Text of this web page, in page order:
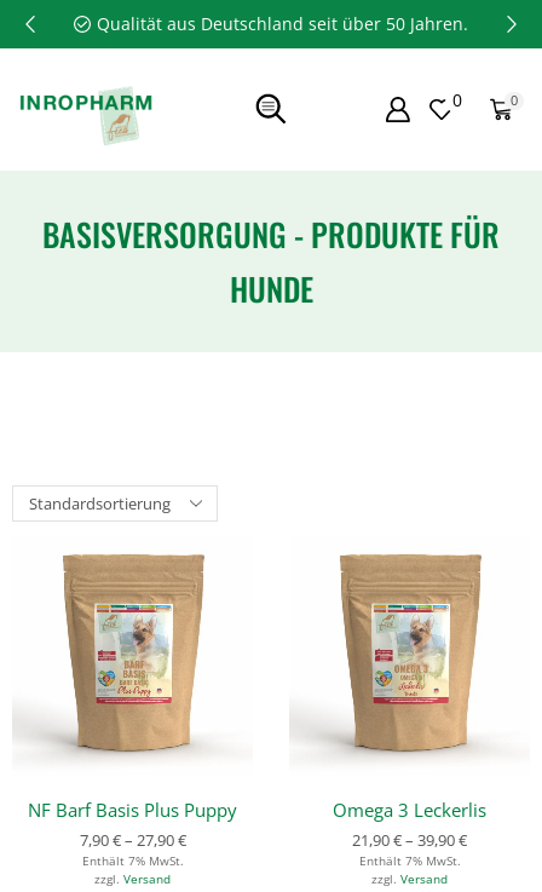
Qualität aus Deutschland seit über 50 Jahren.
0 0
BASISVERSORGUNG - PRODUKTE FÜR
HUNDE
NF Barf Basis Plus Puppy
7,90€– 27,90€
Enthält 7% MwSt.
zzgl. Versand
Omega 3 Leckerlis
21,90€– 39,90€
Enthält 7% MwSt.
zzgl. Versand